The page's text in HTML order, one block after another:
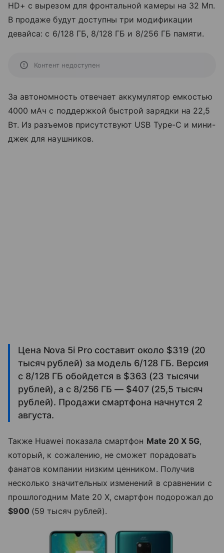
HD+ с вырезом для фронтальной камеры на 32 Мп.
В продаже будут доступны три модификации
девайса: с 6/128 ГБ, 8/128 ГБ и 8/256 ГБ памяти.
Контент недоступен
За автономность отвечает аккумулятор емкостью
4000 мАч с поддержкой быстрой зарядки на 22,5
Вт. Из разъемов присутствуют USB Type-C и мини-
джек для наушников.
Цена Nova 5i Pro составит около $319 (20
тысяч рублей) за модель 6/128 ГБ. Версия
с 8/128 ГБ обойдется в $363 (23 тысячи
рублей), а с 8/256 ГБ — $407 (25,5 тысяч
рублей). Продажи смартфона начнутся 2
августа.
Также Huawei показала смартфон Mate 20 X 5G,
который, к сожалению, не сможет порадовать
фанатов компании низким ценником. Получив
несколько значительных изменений в сравнении с
прошлогодним Mate 20 X, смартфон подорожал до
$900 (59 тысяч рублей).